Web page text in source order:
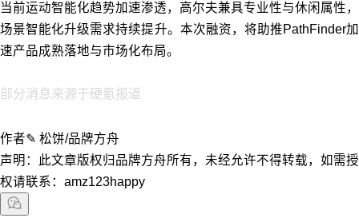
当前运动智能化趋势加速渗透，高尔夫兼具专业性与休闲属性，
场景智能化升级需求持续提升。本次融资，将助推PathFinder加
速产品成熟落地与市场化布局。
部分消息来源于硬氪报道
作者✎ 松饼/品牌方舟
声明：此文章版权归品牌方舟所有，未经允许不得转载，如需授
权请联系：amz123happy